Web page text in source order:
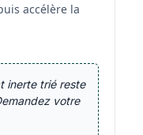
accélère la
inerte trié reste
votre